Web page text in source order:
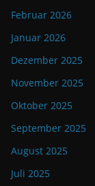
Februar 2026
Januar 2026
Dezember 2025
November 2025
Oktober 2025
September 2025
August 2025
Juli 2025